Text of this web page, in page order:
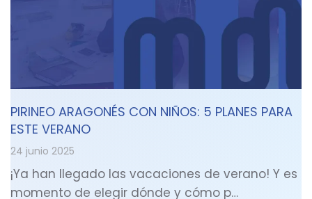
PIRINEO ARAGONÉS CON NIÑOS: 5 PLANES PARA
ESTE VERANO
24 junio 2025
¡Ya han llegado las vacaciones de verano! Y es
momento de elegir dónde y cómo p…